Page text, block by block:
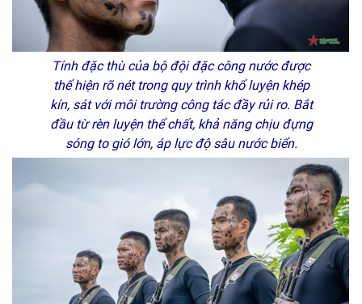
Tính đặc thù của bộ đội đặc công nước được
thể hiện rõ nét trong quy trình khổ luyện khép
kín, sát với môi trường công tác đầy rủi ro. Bắt
đầu từ rèn luyện thể chất, khả năng chịu đựng
sóng to gió lớn, áp lực độ sâu nước biển.